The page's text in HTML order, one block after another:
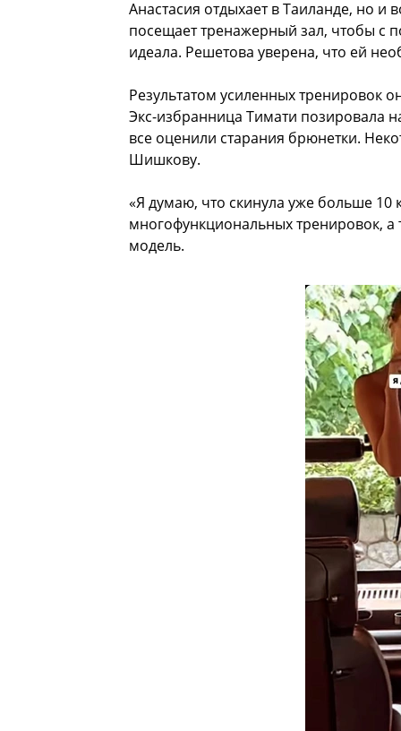
Анастасия отдыхает в Таиланде, но и
посещает тренажерный зал, чтобы с
идеала. Решетова уверена, что ей
Результатом усиленных тренировок
Экс-избранница Тимати позировала
все оценили старания брюнетки.
Шишкову.
«Я думаю, что скинула уже больше
многофункциональных тренировок, а
модель.